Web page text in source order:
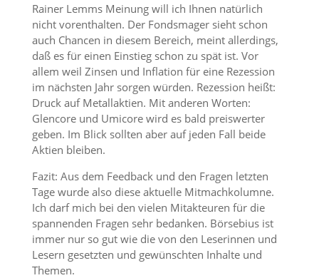
Rainer Lemms Meinung will ich Ihnen natürlich
nicht vorenthalten. Der Fondsmager sieht schon
auch Chancen in diesem Bereich, meint allerdings,
daß es für einen Einstieg schon zu spät ist. Vor
allem weil Zinsen und Inflation für eine Rezession
im nächsten Jahr sorgen würden. Rezession heißt:
Druck auf Metallaktien. Mit anderen Worten:
Glencore und Umicore wird es bald preiswerter
geben. Im Blick sollten aber auf jeden Fall beide
Aktien bleiben.
Fazit: Aus dem Feedback und den Fragen letzten
Tage wurde also diese aktuelle Mitmachkolumne.
Ich darf mich bei den vielen Mitakteuren für die
spannenden Fragen sehr bedanken. Börsebius ist
immer nur so gut wie die von den Leserinnen und
Lesern gesetzten und gewünschten Inhalte und
Themen.